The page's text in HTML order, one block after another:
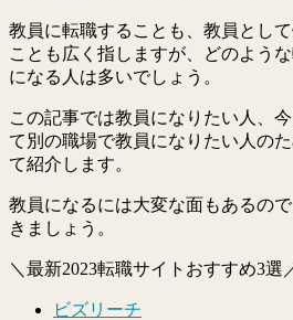
教員に転職することも、教員とし
ことも広く指しますが、どのよう
になる人は多いでしょう。
この記事では教員になりたい人、
て別の職場で教員になりたい人の
て紹介します。
教員になるには大変な面もあるの
きましょう。
＼最新2023転職サイトおすすめ3選
ビズリーチ